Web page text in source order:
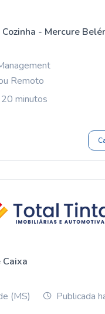
- Mercure
Remoto
minutos
(MS)
Publicada